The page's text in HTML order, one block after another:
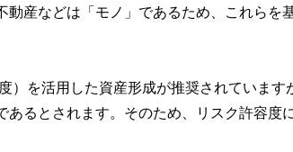
産などは「モノ」であるため、これらを
を活用した資産形成が推奨されています
るとされます。そのため、リスク許容度